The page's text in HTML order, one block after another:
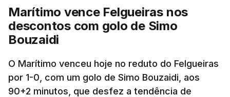
Marítimo vence Felgueiras nos
descontos com golo de Simo
Bouzaidi
O Marítimo venceu hoje no reduto do Felgueiras
por 1-0, com um golo de Simo Bouzaidi, aos
90+2 minutos, que desfez a tendência de